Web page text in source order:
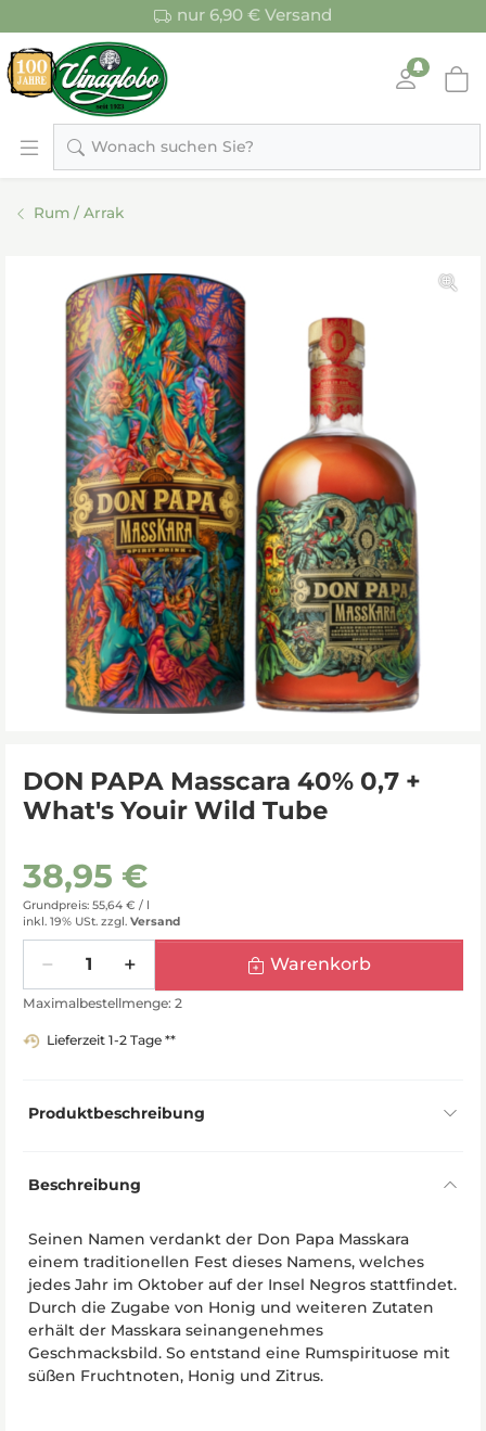
nur 6,90 € Versand
Wonach suchen Sie?
Rum / Arrak
DON PAPA Masscara 40% 0,7 +
What's Youir Wild Tube
38,95 €
Grundpreis: 55,64 € / l
inkl. 19% USt. zzgl. Versand
Warenkorb
Maximalbestellmenge: 2
Lieferzeit 1-2 Tage **
Produktbeschreibung
Beschreibung
Seinen Namen verdankt der Don Papa Masskara
einem traditionellen Fest dieses Namens, welches
jedes Jahr im Oktober auf der Insel Negros stattfindet.
Durch die Zugabe von Honig und weiteren Zutaten
erhält der Masskara seinangenehmes
Geschmacksbild. So entstand eine Rumspirituose mit
süßen Fruchtnoten, Honig und Zitrus.